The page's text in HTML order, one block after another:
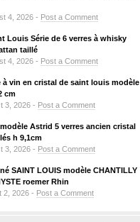
4, 2026 - Post a Comment
Louis Série de 6 verres à whisky
taillé
4, 2026 - Post a Comment
à vin en cristal de saint louis modèle
cm
3, 2026 - Post a Comment
Astrid 5 verres ancien cristal
h 9,1cm
3, 2026 - Post a Comment
SAINT LOUIS modèle CHANTILLY
roemer Rhin
2, 2026 - Post a Comment